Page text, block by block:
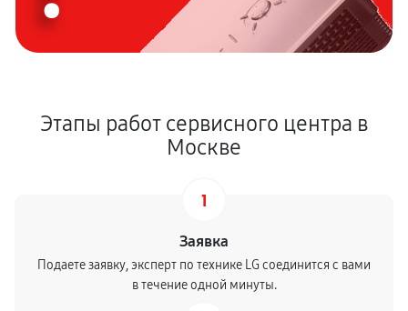
Этапы работ сервисного центра в
Москве
1
Заявка
Подаете заявку, эксперт по технике LG соединится с вами
в течение одной минуты.